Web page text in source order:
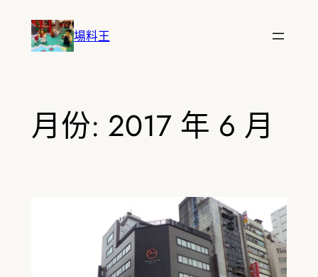
場料王
月份: 2017 年 6 月